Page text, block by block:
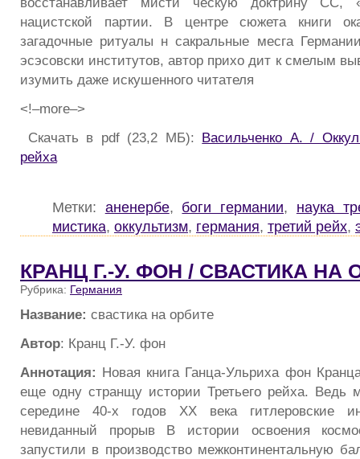
нацистской партии. В центре сюжета книги
загадочные ритуалы н сакральные месга
эсэсовски институтов, автор прихо дит к смелым
изумить даже искушенного читателя
<!–more–>
Скачать в pdf (23,2 МБ): Васильченко А. /
рейха
Метки: аненербе, боги германии, наука
мистика, оккультизм, германия, третий рейх,
КРАНЦ Г.-У. ФОН / СВАСТИКА НА
Рубрика: Германия
Название: свастика на орбите
Автор: Кранц Г.-У. фон
Аннотация: Новая книга Ганца-Ульриха фон
еще одну странщу истории Третьего рейха. Ведь
середине 40-х годов XX века гитлеровские
невиданный прорыв В истории освоения
запустили в производство межконтинентальную